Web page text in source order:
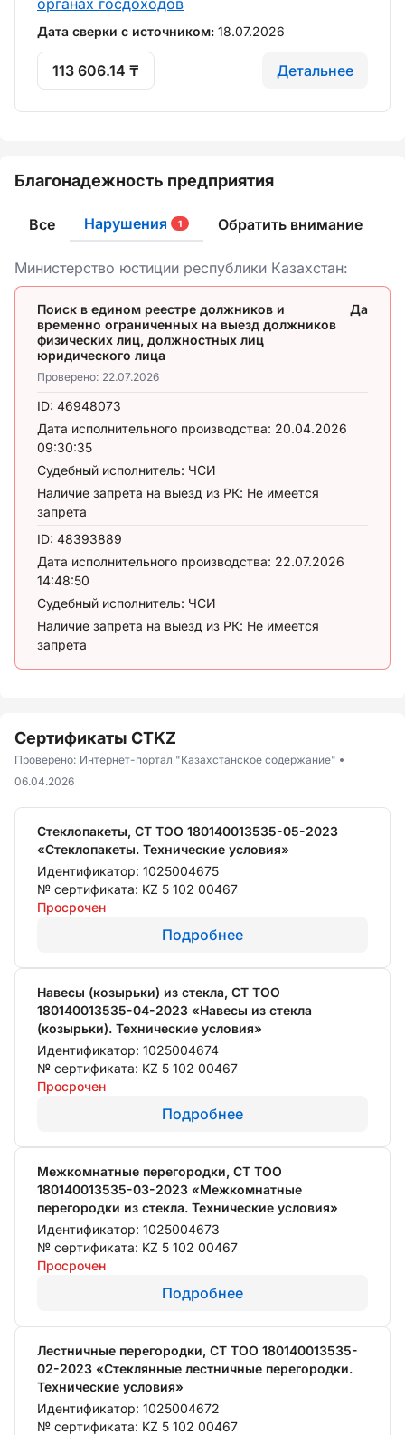
органах госдоходов
Дата сверки с источником: 18.07.2026
113 606.14 ₸ Детальнее
Благонадежность предприятия
Все Нарушения 1 Обратить внимание
Министерство юстиции республики Казахстан:
Поиск в едином реестре должников и
временно ограниченных на выезд должников
физических лиц, должностных лиц
юридического лица
Да
Проверено: 22.07.2026
ID: 46948073
Дата исполнительного производства: 20.04.2026
09:30:35
Судебный исполнитель: ЧСИ
Наличие запрета на выезд из РК: Не имеется
запрета
ID: 48393889
Дата исполнительного производства: 22.07.2026
14:48:50
Судебный исполнитель: ЧСИ
Наличие запрета на выезд из РК: Не имеется
запрета
Сертификаты CTKZ
Проверено: Интернет-портал "Казахстанское содержание"
06.04.2026
Стеклопакеты, СТ ТОО 180140013535-05-2023
«Стеклопакеты. Технические условия»
Идентификатор: 1025004675
№ сертификата: KZ 5 102 00467
Просрочен
Подробнее
Навесы (козырьки) из стекла, СТ ТОО
180140013535-04-2023 «Навесы из стекла
(козырьки). Технические условия»
Идентификатор: 1025004674
№ сертификата: KZ 5 102 00467
Просрочен
Подробнее
Межкомнатные перегородки, СТ ТОО
180140013535-03-2023 «Межкомнатные
перегородки из стекла. Технические условия»
Идентификатор: 1025004673
№ сертификата: KZ 5 102 00467
Просрочен
Подробнее
Лестничные перегородки, СТ ТОО 180140013535-
02-2023 «Стеклянные лестничные перегородки.
Технические условия»
Идентификатор: 1025004672
№ сертификата: KZ 5 102 00467